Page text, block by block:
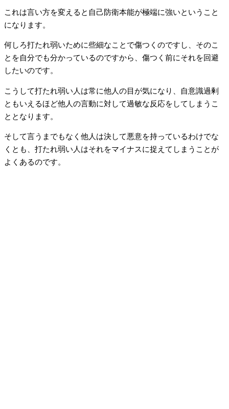
これは言い方を変えると自己防衛本能が極端に強いということ
になります。
何しろ打たれ弱いために些細なことで傷つくのですし、そのこ
とを自分でも分かっているのですから、傷つく前にそれを回避
したいのです。
こうして打たれ弱い人は常に他人の目が気になり、自意識過剰
ともいえるほど他人の言動に対して過敏な反応をしてしまうこ
ととなります。
そして言うまでもなく他人は決して悪意を持っているわけでな
くとも、打たれ弱い人はそれをマイナスに捉えてしまうことが
よくあるのです。